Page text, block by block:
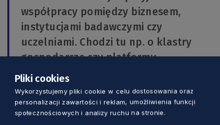
współpracy pomiędzy biznesem,
instytucjami badawczymi czy
uczelniami. Chodzi tu np. o klastry
gospodarcze czy platformy
współpracy jak choćby Pomorska
Platforma Rozwoju Morskiej
Energetyki Wiatrowej – podkreśla
Szultka.
Pliki cookies
Wykorzystujemy pliki cookie w celu dostosowania oraz
personalizacji zawartości i reklam, umożliwienia funkcji
społecznościowych i analizy ruchu na stronie.